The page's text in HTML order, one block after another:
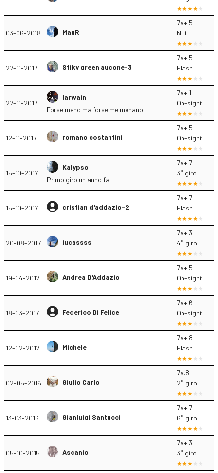
03-06-2018 MauR
7a+.5
N.D.
27-11-2017 Stiky green aucone-3
7a+.5
Flash
27-11-2017
Iarwain
Forse meno ma forse me menano
7a+.1
On-sight
12-11-2017 romano costantini
7a+.5
On-sight
15-10-2017
Kalypso
Primo giro un anno fa
7a+.7
3° giro
15-10-2017 cristian d'addazio-2
7a+.7
Flash
20-08-2017 jucassss
7a+.3
4° giro
19-04-2017 Andrea D'Addazio
7a+.5
On-sight
18-03-2017 Federico Di Felice
7a+.6
On-sight
12-02-2017 Michele
7a+.8
Flash
02-05-2016 Giulio Carlo
7a.8
2° giro
13-03-2016 Gianluigi Santucci
7a+.7
6° giro
05-10-2015 Ascanio
7a+.3
3° giro